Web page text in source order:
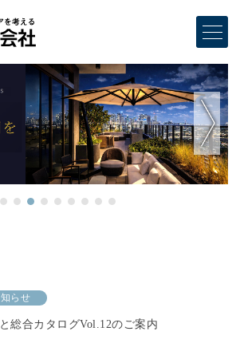
らせ
総合カタログVol.12のご案内